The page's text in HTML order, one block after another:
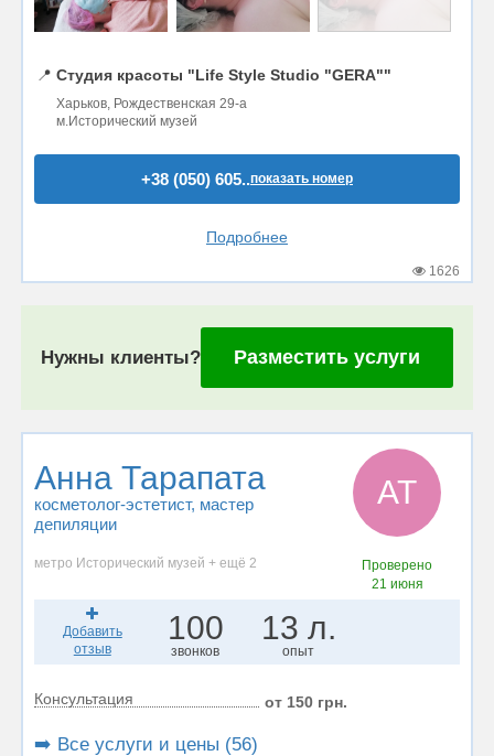
📍 Студия красоты "Life Style Studio "GERA""
Харьков, Рождественская 29-а
м.Исторический музей
+38 (050) 605..показать номер
Подробнее
1626
Нужны клиенты? Разместить услуги
Анна Тарапата
косметолог-эстетист, мастер
депиляции
АТ
метро Исторический музей + ещё 2
Проверено
21 июня
Добавить
отзыв
100
звонков
13 л.
опыт
Консультация от 150 грн.
➡️ Все услуги и цены (56)